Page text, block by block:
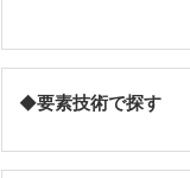
◆要素技術で探す